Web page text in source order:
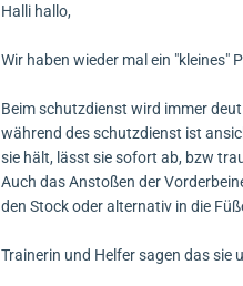
Halli hallo,
Wir haben wieder mal ein "kleines"
Beim schutzdienst wird immer
während des schutzdienst ist
sie hält, lässt sie sofort ab, bzw
Auch das Anstoßen der
den Stock oder alternativ in die
Trainerin und Helfer sagen das sie